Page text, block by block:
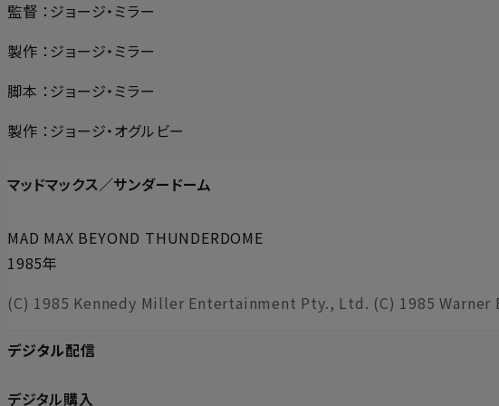
監督 ：ジョージ・ミラー
製作 ：ジョージ・ミラー
脚本 ：ジョージ・ミラー
製作 ：ジョージ・オグルビー
マッドマックス／サンダードーム
MAD MAX BEYOND THUNDERDOME
1985年
(C) 1985 Kennedy Miller Entertainment Pty., Ltd. (C) 1985
デジタル配信
デジタル購入